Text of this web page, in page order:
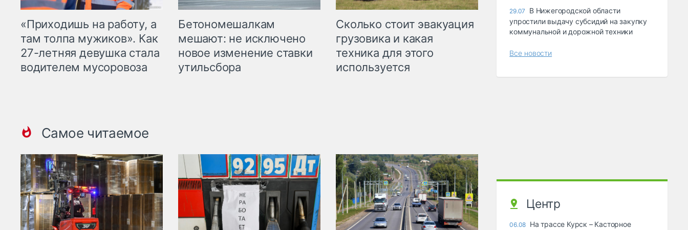
«Приходишь на работу, а
там толпа мужиков». Как
27-летняя девушка стала
водителем мусоровоза
Бетономешалкам
мешают: не исключено
новое изменение ставки
утильсбора
Сколько стоит эвакуация
грузовика и какая
техника для этого
используется
Самое читаемое
29.07
В Нижегородской области
упростили выдачу субсидий на закупку
коммунальной и дорожной техники
Все новости
Центр
06.08 На трассе Курск – Касторное